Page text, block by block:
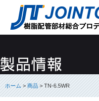
ホーム>商品> TN-6.5WR